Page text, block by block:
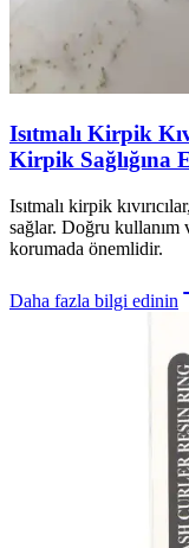
Isıtmalı Kirpik
Kirpik Sağlığına
Isıtmalı kirpik
sağlar. Doğru kullanım
korumada önemlidir.
Daha fazla bilgi edinin